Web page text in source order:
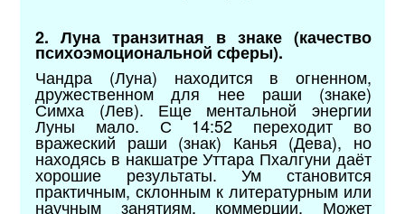
2. Луна транзитная в знаке (качество
психоэмоциональной сферы).
Чандра (Луна) находится в огненном,
дружественном для нее раши (знаке)
Симха (Лев). Еще ментальной энергии
Луны мало. С 14:52 переходит во
вражеский раши (знак) Канья (Дева), но
находясь в накшатре Уттара Пхалгуни даёт
хорошие результаты. Ум становится
практичным, склонным к литературным или
научным занятиям, коммерции. Может